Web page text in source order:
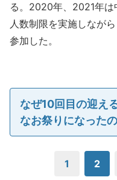
る。2020年、2021年
人数制限を実施しなが
参加した。
なぜ10回目の迎え
なお祭りになった
1 2